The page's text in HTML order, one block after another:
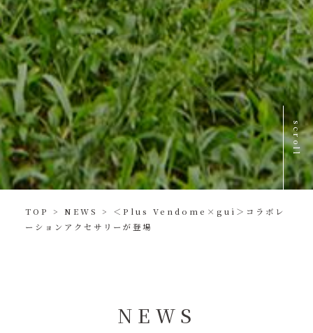
scroll
TOP > NEWS > ＜Plus Vendome×gui＞コラボレ
ーションアクセサリーが登場
N E W S